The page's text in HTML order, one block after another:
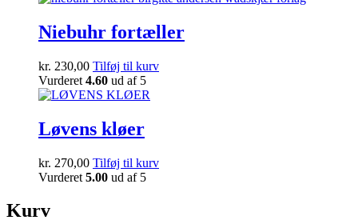
Niebuhr fortæller
kr. 230,00 Tilføj til kurv
Vurderet 4.60 ud af 5
Løvens kløer
kr. 270,00 Tilføj til kurv
Vurderet 5.00 ud af 5
Kurv